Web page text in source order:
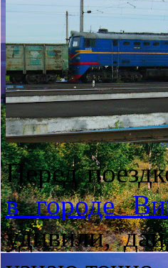
Перед
в городе
удивили,